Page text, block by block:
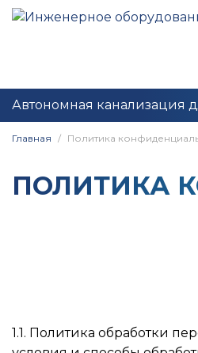
Автономная канализация
Главная Политика
ПОЛИТИКА
1.1. Политика обработки